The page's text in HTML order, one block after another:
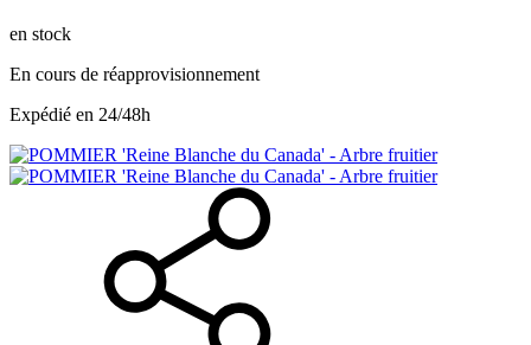
en stock
En cours de réapprovisionnement
Expédié en 24/48h